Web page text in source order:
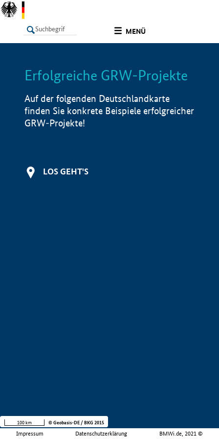
MENÜ
LISTE Info
Erfolgreiche GRW-Projekte
Auf der folgenden Deutschlandkarte
finden Sie konkrete Beispiele erfolgreicher
GRW-Projekte!
LOS GEHT'S
Impressum Datenschutzerklärung BMWi.de, 2021 ©
100 km © Geobasis-DE / BKG 2015